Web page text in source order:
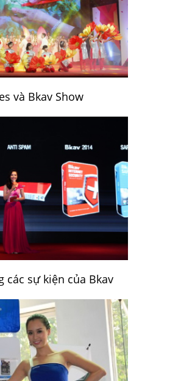
và Bkav Show
các sự kiện của Bkav